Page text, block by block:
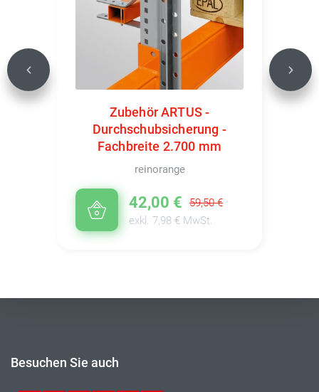
Zubehör ARTUS -
Durchschubsicherung -
Fachbreite 2.700 mm
reinorange
42,00 €
59,50 €
exkl. 7,98 € MwSt.
Previous Next
Besuchen Sie auch